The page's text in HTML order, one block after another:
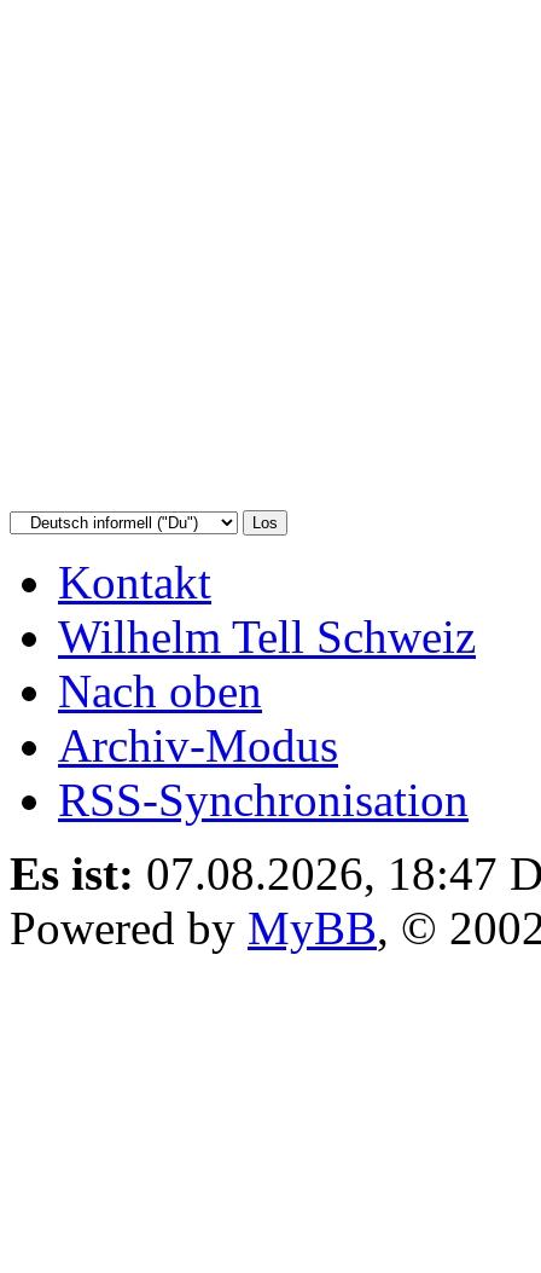
Kontakt
Wilhelm Tell Schweiz
Nach oben
Archiv-Modus
RSS-Synchronisation
Es ist: 07.08.2026, 18:47
Powered by MyBB, ©